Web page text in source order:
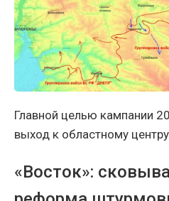
Главной целью кампании
выход к областному
«Восток»: